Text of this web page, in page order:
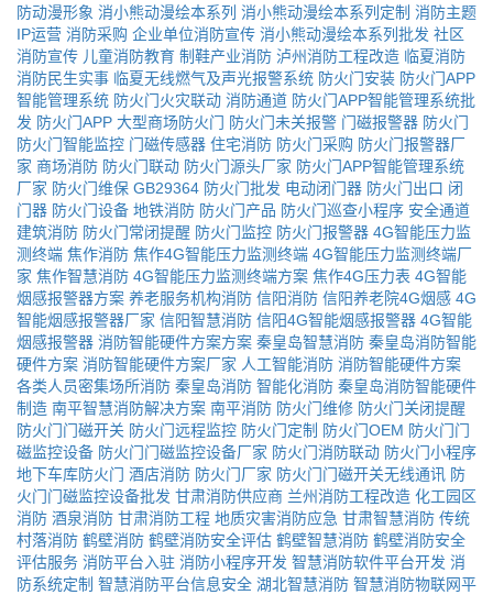
防动漫形象 消小熊动漫绘本系列 消小熊动漫绘本系列定制 消防主题
IP运营 消防采购 企业单位消防宣传 消小熊动漫绘本系列批发 社区
消防宣传 儿童消防教育 制鞋产业消防 泸州消防工程改造 临夏消防
消防民生实事 临夏无线燃气及声光报警系统 防火门安装 防火门APP
智能管理系统 防火门火灾联动 消防通道 防火门APP智能管理系统批
发 防火门APP 大型商场防火门 防火门未关报警 门磁报警器 防火门
防火门智能监控 门磁传感器 住宅消防 防火门采购 防火门报警器厂
家 商场消防 防火门联动 防火门源头厂家 防火门APP智能管理系统
厂家 防火门维保 GB29364 防火门批发 电动闭门器 防火门出口 闭
门器 防火门设备 地铁消防 防火门产品 防火门巡查小程序 安全通道
建筑消防 防火门常闭提醒 防火门监控 防火门报警器 4G智能压力监
测终端 焦作消防 焦作4G智能压力监测终端 4G智能压力监测终端厂
家 焦作智慧消防 4G智能压力监测终端方案 焦作4G压力表 4G智能
烟感报警器方案 养老服务机构消防 信阳消防 信阳养老院4G烟感 4G
智能烟感报警器厂家 信阳智慧消防 信阳4G智能烟感报警器 4G智能
烟感报警器 消防智能硬件方案方案 秦皇岛智慧消防 秦皇岛消防智能
硬件方案 消防智能硬件方案厂家 人工智能消防 消防智能硬件方案
各类人员密集场所消防 秦皇岛消防 智能化消防 秦皇岛消防智能硬件
制造 南平智慧消防解决方案 南平消防 防火门维修 防火门关闭提醒
防火门门磁开关 防火门远程监控 防火门定制 防火门OEM 防火门门
磁监控设备 防火门门磁监控设备厂家 防火门消防联动 防火门小程序
地下车库防火门 酒店消防 防火门厂家 防火门门磁开关无线通讯 防
火门门磁监控设备批发 甘肃消防供应商 兰州消防工程改造 化工园区
消防 酒泉消防 甘肃消防工程 地质灾害消防应急 甘肃智慧消防 传统
村落消防 鹤壁消防 鹤壁消防安全评估 鹤壁智慧消防 鹤壁消防安全
评估服务 消防平台入驻 消防小程序开发 智慧消防软件平台开发 消
防系统定制 智慧消防平台信息安全 湖北智慧消防 智慧消防物联网平